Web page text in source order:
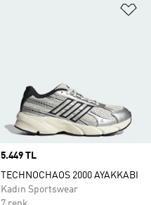
Price
5.449 TL
TECHNOCHAOS 2000 AYAKKABI
Kadın Sportswear